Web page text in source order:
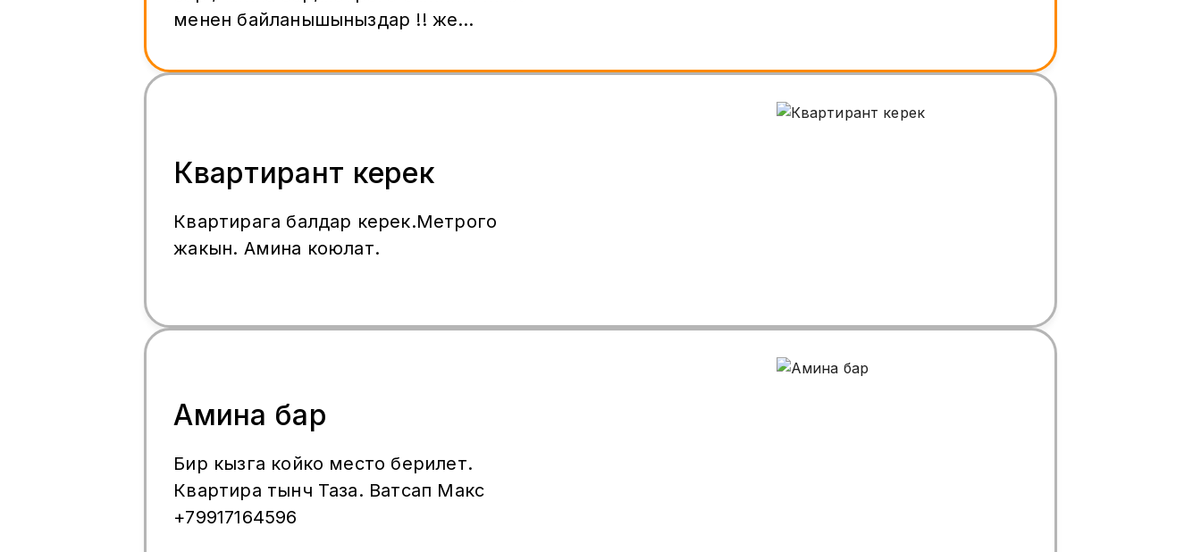
менен байланышыныздар !! же
Квартирант керек
Квартирага балдар керек.Метрого
жакын. Амина коюлат.
Амина бар
Бир кызга койко место берилет.
Квартира тынч Таза. Ватсап Макс
+79917164596